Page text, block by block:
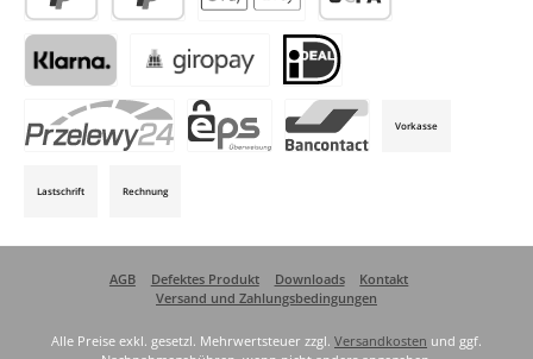
PayPal Später BezahlenApple Pay / Google Pay (via Stripe)
SEPA-Lastschrift (via Stripe)
Klarna (via Stripe)Giropay (via Stripe) iDeal (via Stripe)
Vorkasse
Lastschrift Rechnung
AGB Defektes Produkt Downloads
Kontakt
Versand und Zahlungsbedingungen
Alle Preise exkl. gesetzl. Mehrwertsteuer zzgl. Versandkosten und ggf.